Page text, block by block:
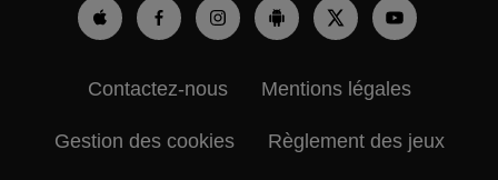
Contactez-nous Mentions légales
Gestion des cookies Règlement des jeux